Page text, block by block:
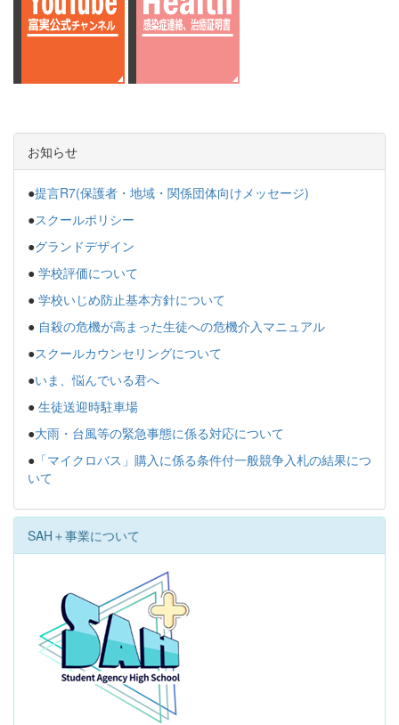
お知らせ
●提言R7(保護者・地域・関係団体向けメッセージ)
●スクールポリシー
●グランドデザイン
● 学校評価について
● 学校いじめ防止基本方針について
● 自殺の危機が高まった生徒への危機介入マニュアル
●スクールカウンセリングについて
●いま、悩んでいる君へ
● 生徒送迎時駐車場
●大雨・台風等の緊急事態に係る対応について
● 「マイクロバス」購入に係る条件付一般競争入札の結果につ
いて
SAH＋事業について